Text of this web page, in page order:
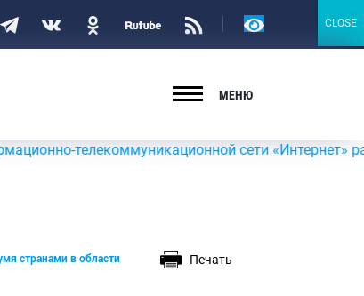
Версия
МЕНЮ
сети «Интернет»
странами в области
Печать
CLOSE
CLOSE